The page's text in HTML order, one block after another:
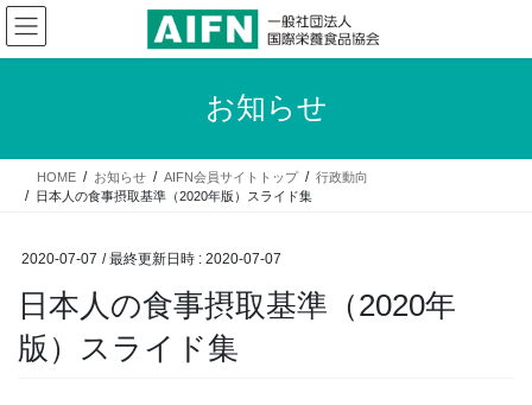
コ
ン
テ
ス
ナ
ビ
ゲ
ン
お知らせ
HOME お知らせ AIFN会員サイトトップ
行政動向
日本人の食事摂取基準（2020年版）スライド集
2020-07-07 / 最終更新日時 : 2020-07-07
日本人の食事摂取基準（2020年
版）スライド集